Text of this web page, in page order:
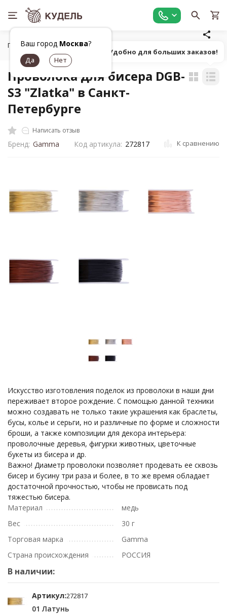
Ваш город Москва?
Главная Работа с бисером
Проволока для бисера DGB-
S3 "Zlatka" в Санкт-
Петербурге
Написать отзыв
Бренд: Gamma Код артикула: 272817 К сравнению
Искусство изготовления поделок из проволоки в наши дни
переживает второе рождение. С помощью данной техники
можно создавать не только такие украшения как браслеты,
бусы, колье и серьги, но и различные по форме и сложности
броши, а также композиции для декора интерьера:
проволочные деревья, фигурки животных, цветочные
букеты из бисера и др.
Важно! Диаметр проволоки позволяет продевать ее сквозь
бисер и бусину три раза и более, в то же время обладает
достаточной прочностью, чтобы не провисать под
тяжестью бисера.
Материал
медь
Вес
30 г
Торговая марка
Gamma
Страна происхождения
РОССИЯ
В наличии:
Артикул:272817
01 Латунь
Попробуй! Удобно для больших заказов!